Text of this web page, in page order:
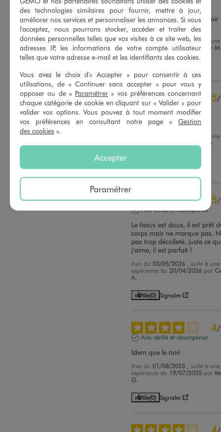
Basé sur6 avis soumis à un
contrôle
Voir tous les avis sur ce site
5étoiles
4
4étoiles
2
3étoiles
0
2étoiles
0
1étoile 0
Avis vérifié et récompensé
Parfait  ça serrais cool d'avoir
plusieurs colori
Avis du24/07/2026 , suite à une
expérience du
06/05/2026 par
5/
Avis vérifié et récompensé
Satisfaite de mon achat
, suite à une
par
Utile(0) Signaler
5/
Avis vérifié et récompensé
Le tissus est doux, il est prêt
corps mais ne marque pas.
pas trop décolleté, juste ce
j’aime, il est parfait !
Avis du03/05/2026
, suite à une
expérience du 20/04/2026 par
A.
Utile(0) Signaler
4/
Avis vérifié et récompensé
Idem que le noir
Avis du01/08/2025
, suite à une
expérience du 19/07/2025 par
G.
Utile(0) Signaler
4
des technologies similaires pour fournir, mettre à jour,
améliorer nos services et personnaliser les annonces. Si vous
l'acceptez, nous pourrons stocker, accéder et traiter des
données personnelles telles que vos visites à ce site web, les
adresses IP, les informations de votre compte utilisateur
telles que votre adresse e-mail et les identifiants des cookies.
Vous avez le choix d'« Accepter » pour consentir à ces
utilisations, de « Continuer sans accepter » pour vous y
opposer ou de « Paramétrer » vos préférences concernant
chaque catégorie de cookie en cliquant sur « Valider » pour
valider vos options. Vous pouvez à tout moment modifier
vos préférences en consultant notre page « Gestion
des cookies ».
Accepter
Paramétrer